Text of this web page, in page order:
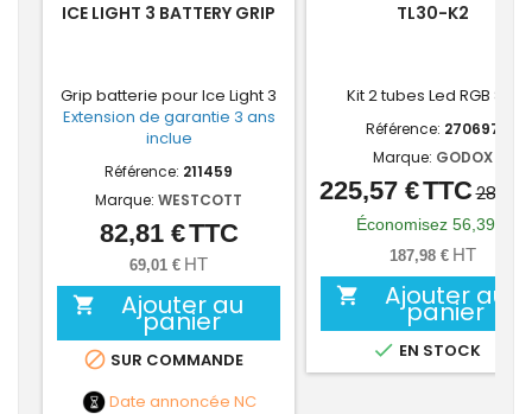
ICE LIGHT 3 BATTERY GRIP
Grip batterie pour Ice Light 3
Extension de garantie 3 ans
inclue
Référence: 211459
Marque: WESTCOTT
Prix
82,81 €TTC
69,01 € HT
 Ajouter au
panier
 SUR COMMANDE
Date annoncée NC
TL30-K2
Kit 2 tubes Led RGB 8W
Référence: 270697
Marque: GODOX
Prix
Prix
de
base
225,57 €TTC
Économisez 56,39 €
187,98 € HT
 Ajouter au
panier
 EN STOCK